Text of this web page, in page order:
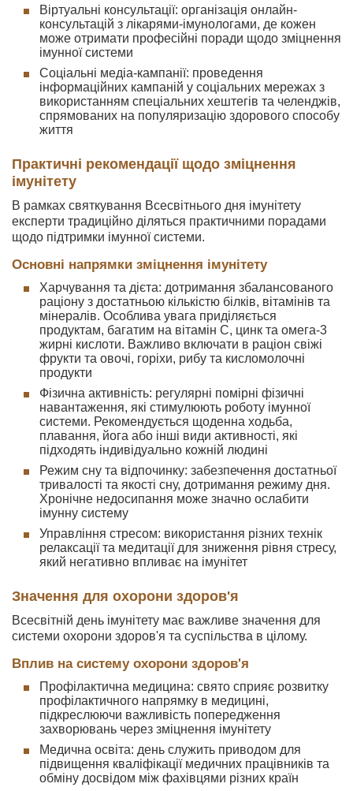
Віртуальні консультації: організація онлайн-
консультацій з лікарями-імунологами, де кожен
може отримати професійні поради щодо зміцнення
імунної системи
Соціальні медіа-кампанії: проведення
інформаційних кампаній у соціальних мережах з
використанням спеціальних хештегів та челенджів,
спрямованих на популяризацію здорового способу
життя
Практичні рекомендації щодо зміцнення
імунітету
В рамках святкування Всесвітнього дня імунітету
експерти традиційно діляться практичними порадами
щодо підтримки імунної системи.
Основні напрямки зміцнення імунітету
Харчування та дієта: дотримання збалансованого
раціону з достатньою кількістю білків, вітамінів та
мінералів. Особлива увага приділяється
продуктам, багатим на вітамін C, цинк та омега-3
жирні кислоти. Важливо включати в раціон свіжі
фрукти та овочі, горіхи, рибу та кисломолочні
продукти
Фізична активність: регулярні помірні фізичні
навантаження, які стимулюють роботу імунної
системи. Рекомендується щоденна ходьба,
плавання, йога або інші види активності, які
підходять індивідуально кожній людині
Режим сну та відпочинку: забезпечення достатньої
тривалості та якості сну, дотримання режиму дня.
Хронічне недосипання може значно ослабити
імунну систему
Управління стресом: використання різних технік
релаксації та медитації для зниження рівня стресу,
який негативно впливає на імунітет
Значення для охорони здоров'я
Всесвітній день імунітету має важливе значення для
системи охорони здоров'я та суспільства в цілому.
Вплив на систему охорони здоров'я
Профілактична медицина: свято сприяє розвитку
профілактичного напрямку в медицині,
підкреслюючи важливість попередження
захворювань через зміцнення імунітету
Медична освіта: день служить приводом для
підвищення кваліфікації медичних працівників та
обміну досвідом між фахівцями різних країн